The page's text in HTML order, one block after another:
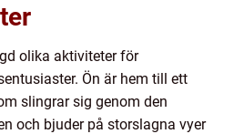
olika aktiviteter för
Ön är hem till ett
slingrar sig genom den
och bjuder på storslagna vyer